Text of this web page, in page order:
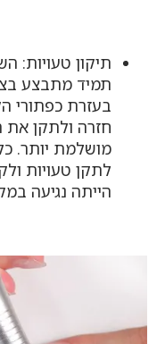
תיקון טעויות:
תמיד מתבצע
בעזרת כפתורי
חזרה ולתקן
מושלמת יותר.
לתקן טעויות
הייתה נגיעה